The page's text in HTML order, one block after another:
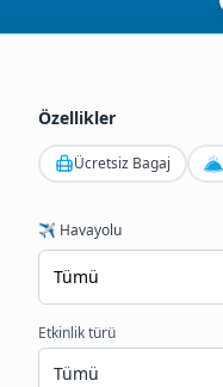
Özellikler
Ücretsiz Bagaj
✈️ Havayolu
Etkinlik türü
Tümü